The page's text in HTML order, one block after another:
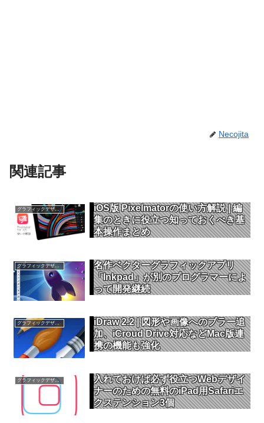
Necojita
関連記事
グラフィックデザイン
iOS版 Pixelmatorの使い方解説 | 編
集のときに役立つ知っておくべき基
本操作まとめ
グラフィックデザイン
名作ベクターグラフィックアプリ
「Inkpad」が別のプログラマーによ
って開発継続
グラフィックデザイン
iDraw 2.2 | 図形や画像へのブラー追
加、iCroud Drive対応などMac版連
携の機能も強化
グラフィックデザイン
入れておけば必ず役立つWebデザイ
ナーのための無料のiPad用Safariエ
クステンション3個